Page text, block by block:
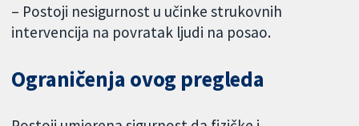
– Postoji nesigurnost u učinke strukovnih
intervencija na povratak ljudi na posao.
Ograničenja ovog pregleda